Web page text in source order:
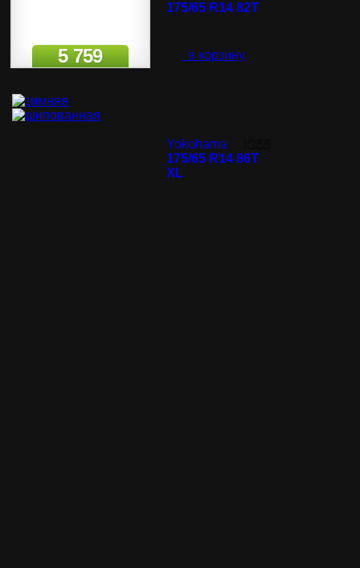
175/65 R14 82T
5 759
Yokohama
175/65 R14 86T
XL
в корзину